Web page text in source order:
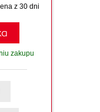
z 30 dni
zakupu